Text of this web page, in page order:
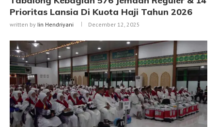
Prioritas Lansia Di Kuota Haji Tahun 2026
written by Iin Hendriyani December 12, 2025